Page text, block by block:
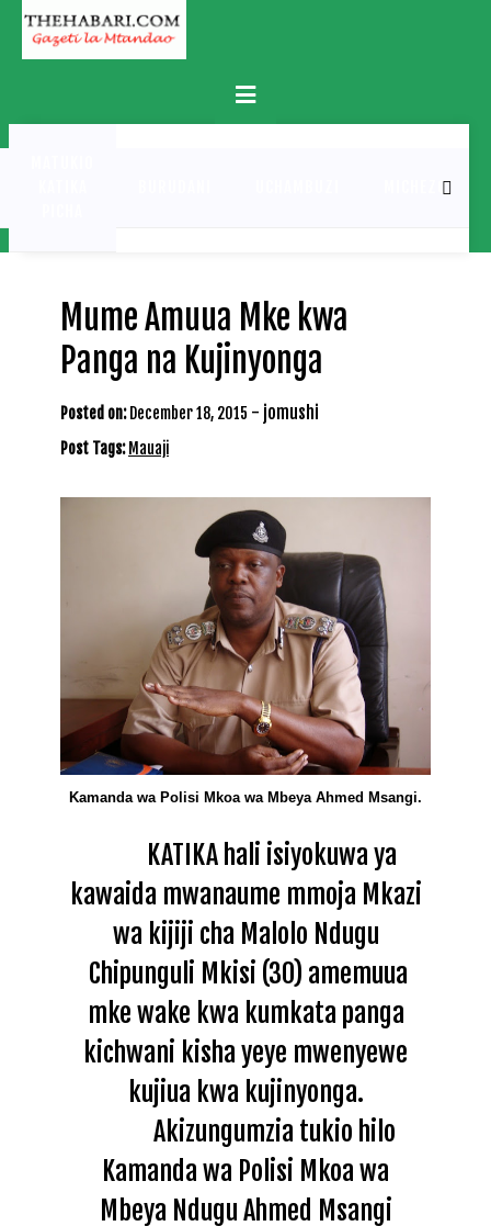
Skip
content
Primary
Menu
MICHEZO
Mume Amuua Mke kwa
Panga na Kujinyonga
Posted on: December 18, 2015 - jomushi
Post Tags: Mauaji
Kamanda wa Polisi Mkoa wa Mbeya Ahmed Msangi.
KATIKA hali isiyokuwa ya
kawaida mwanaume mmoja Mkazi
wa kijiji cha Malolo Ndugu
Chipunguli Mkisi (30) amemuua
mke wake kwa kumkata panga
kichwani kisha yeye mwenyewe
kujiua kwa kujinyonga.
Akizungumzia tukio hilo
Kamanda wa Polisi Mkoa wa
Mbeya Ndugu Ahmed Msangi